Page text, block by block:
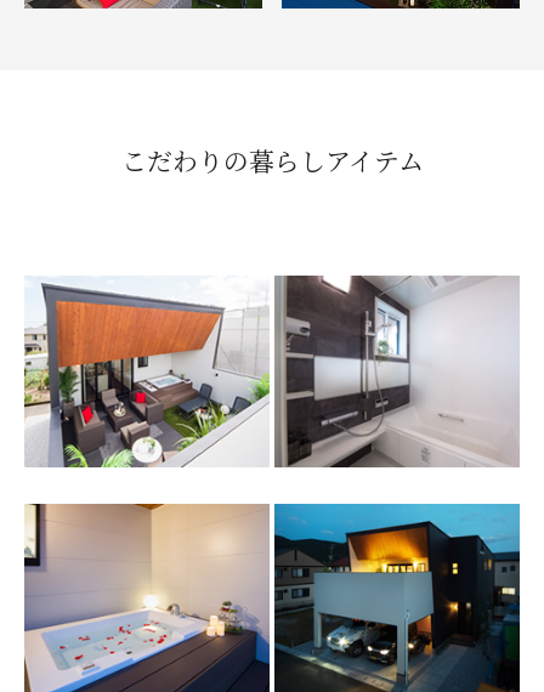
こだわりの暮らしアイテム